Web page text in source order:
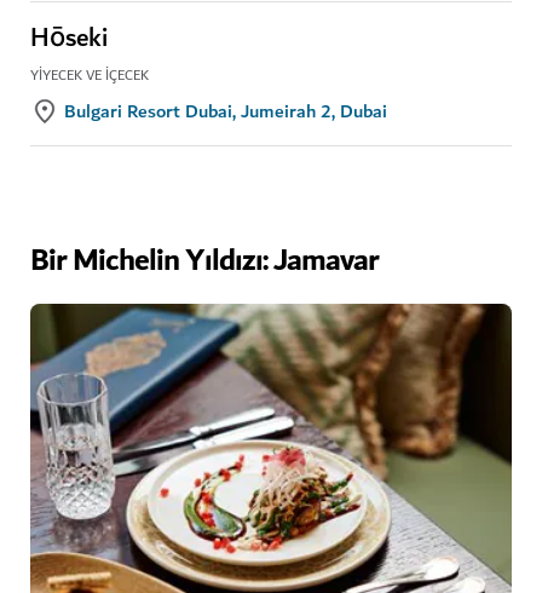
Hōseki
YIYECEK VE İÇECEK
Bulgari Resort Dubai, Jumeirah 2, Dubai
Bir Michelin Yıldızı: Jamavar